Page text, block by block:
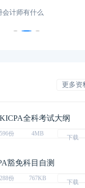
有什么
更多资
全科考试大纲
份 4MB
下载
豁免科目自测
份 767KB
下载